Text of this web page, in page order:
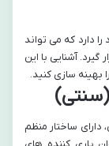
دارد که می تواند
گیرد. آشنایی با این
بهینه سازی کنید.
(سنتی)
دارای ساختار منظم